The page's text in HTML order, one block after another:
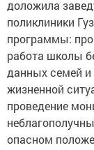
доложила
поликлиники
программы:
работа школы
данных семей и
жизненной
проведение
опасном